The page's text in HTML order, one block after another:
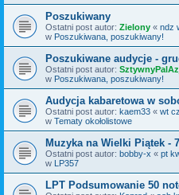
Poszukiwany
Ostatni post autor: Zielony « ndz
w Poszukiwana, poszukiwany!
Poszukiwane audycje -
Ostatni post autor:
w Poszukiwana, poszukiwany!
Audycja kabaretowa w
Ostatni post autor: kaem33 « wt
w Tematy okołolistowe
Muzyka na Wielki Piątek -
Ostatni post autor: bobby-x « pt
w LP357
LPT Podsumowanie 50